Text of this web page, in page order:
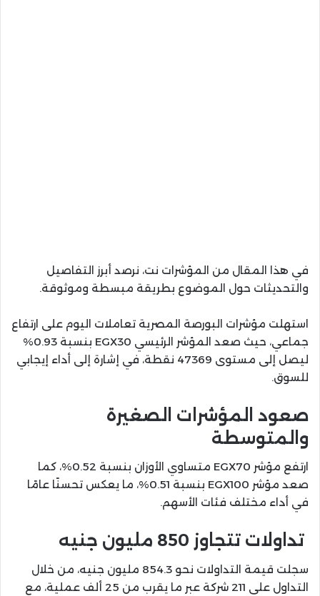
في هذا المقال من المؤشرات نت، نرصد أبرز التفاصيل
والتحديثات حول الموضوع بطريقة مبسطة وموثوقة.
استهلت مؤشرات البورصة المصرية تعاملات اليوم على ارتفاع
جماعي، حيث صعد المؤشر الرئيسي EGX30 بنسبة 0.93%
ليصل إلى مستوى 47369 نقطة، في إشارة إلى أداء إيجابي
للسوق.
صعود المؤشرات الصغيرة
والمتوسطة
ارتفع مؤشر EGX70 متساوي الأوزان بنسبة 0.52%، كما
صعد مؤشر EGX100 بنسبة 0.51%، ما يعكس تحسنًا عامًا
في أداء مختلف فئات الأسهم.
تداولات تتجاوز 850 مليون جنيه
سجلت قيمة التداولات نحو 854.3 مليون جنيه، من خلال
التداول على 211 شركة عبر ما يقرب من 25 ألف عملية، مع